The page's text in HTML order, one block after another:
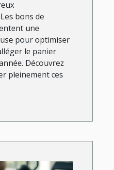
bons de
une
pour optimiser
le panier
Découvrez
pleinement ces